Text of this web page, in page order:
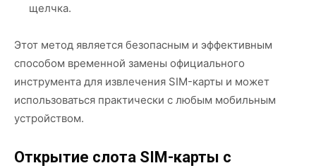
щелчка.
Этот метод является безопасным и эффективным
способом временной замены официального
инструмента для извлечения SIM-карты и может
использоваться практически с любым мобильным
устройством.
Открытие слота SIM-карты с